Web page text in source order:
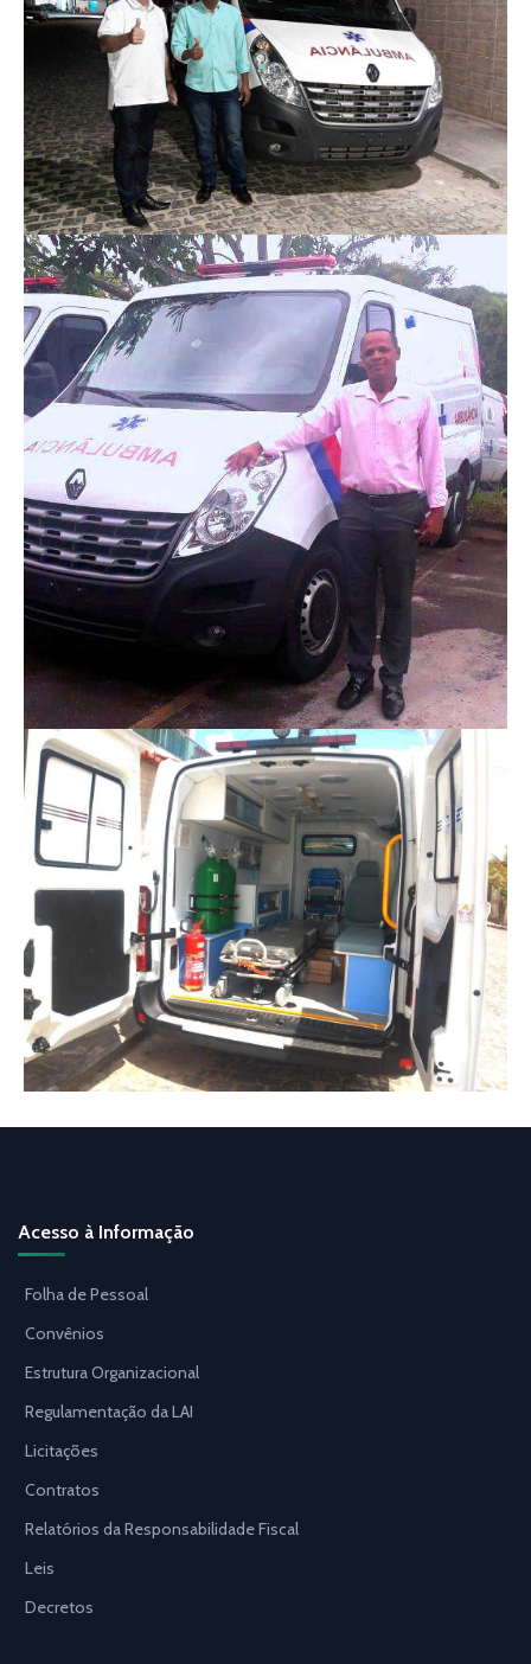
Acesso à Informação
Folha de Pessoal
Convênios
Estrutura Organizacional
Regulamentação da LAI
Licitações
Contratos
Relatórios da Responsabilidade Fiscal
Leis
Decretos